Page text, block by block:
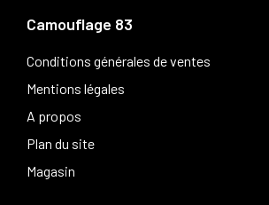
Camouflage 83
Conditions générales de ventes
Mentions légales
A propos
Plan du site
Magasin